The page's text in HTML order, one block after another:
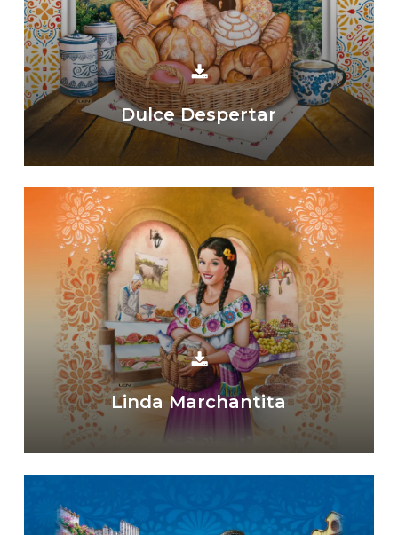
Dulce Despertar
Linda Marchantita